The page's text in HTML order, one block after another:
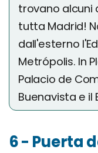
trovano alcuni
tutta Madrid!
dall'esterno
Metrópolis. In
Palacio de
Buenavista e il
6 - Puerta